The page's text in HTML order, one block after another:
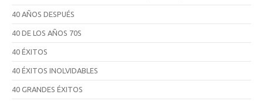
40 AÑOS DESPUÉS
40 DE LOS AÑOS 70S
40 ÉXITOS
40 ÉXITOS INOLVIDABLES
40 GRANDES ÉXITOS